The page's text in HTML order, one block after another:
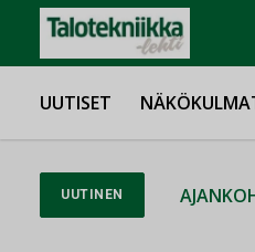
UUTISET
UUTINEN